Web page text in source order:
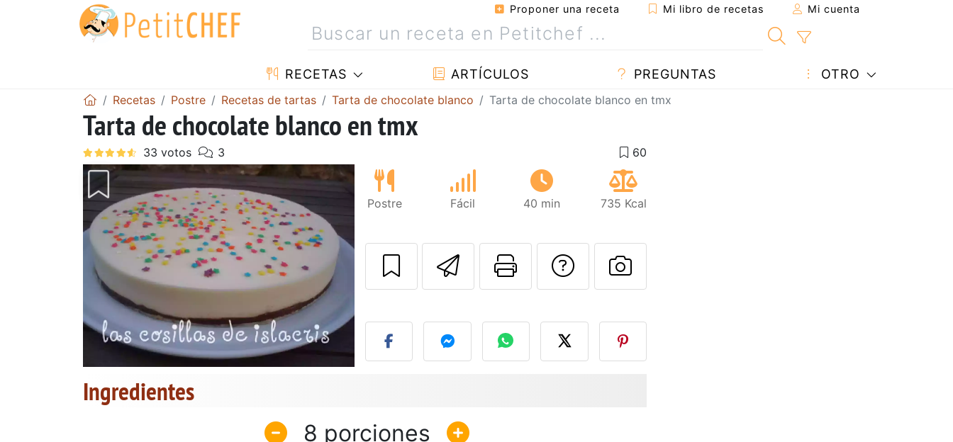
Proponer una receta Mi libro de recetas Mi cuenta
RECETAS ARTÍCULOS PREGUNTAS OTRO
Recetas Postre Recetas de tartas Tarta de chocolate blanco Tarta de chocolate blanco en tmx
Tarta de chocolate blanco en tmx
Postre Fácil 40 min 735 Kcal
Enviar esta receta a un amigo
Imprimir esta página
Preguntar al autor
Publicar la foto de esta receta
Ingredientes
8